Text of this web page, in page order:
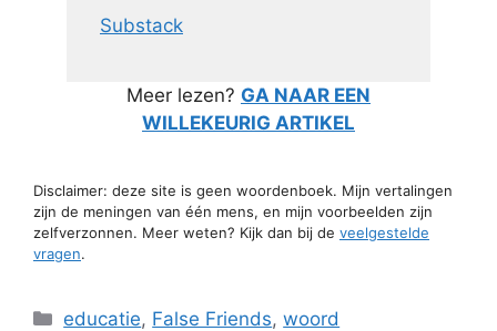
Substack
Meer lezen? GA NAAR EEN
WILLEKEURIG ARTIKEL
Disclaimer: deze site is geen woordenboek. Mijn vertalingen
zijn de meningen van één mens, en mijn voorbeelden zijn
zelfverzonnen. Meer weten? Kijk dan bij de veelgestelde
vragen.
Categorieën
educatie, False Friends,woord